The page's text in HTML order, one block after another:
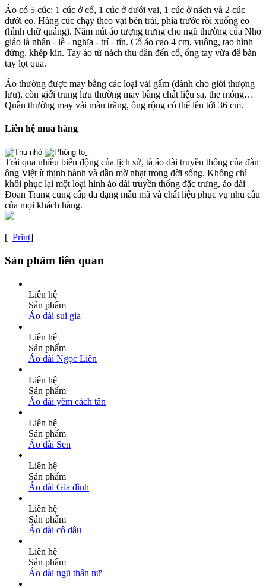
Áo có 5 cúc: 1 cúc ở cổ, 1 cúc ở dưới vai, 1 cúc ở nách và 2 cúc
dưới eo. Hàng cúc chạy theo vạt bên trái, phía trước rồi xuống eo
(hình chữ quảng). Năm nút áo tượng trưng cho ngũ thường của Nho
giáo là nhân - lễ - nghĩa - trí - tín. Cổ áo cao 4 cm, vuông, tạo hình
đứng, khép kín. Tay áo từ nách thu dần đến cổ, ống tay vừa để bàn
tay lọt qua.
Áo thường được may bằng các loại vải gấm (dành cho giới thượng
lưu), còn giới trung lưu thường may bằng chất liệu sa, the mỏng…
Quần thường may vải màu trắng, ống rộng có thể lên tới 36 cm.
Liên hệ mua hàng
Trải qua nhiều biến động của lịch sử, tà áo dài truyền thống của đàn
ông Việt ít thịnh hành và dần mờ nhạt trong đời sống. Không chỉ
khôi phục lại một loại hình áo dài truyền thống đặc trưng, áo dài
Đoan Trang cung cấp đa dạng mẫu mã và chất liệu phục vụ nhu cầu
của mọi khách hàng.
[ Print]
Sản phẩm liên quan
Liên hệ
Sản phẩm
Áo dài sui gia
Liên hệ
Sản phẩm
Áo dài Ngọc Liên
Liên hệ
Sản phẩm
Áo dài yếm cách tân
Liên hệ
Sản phẩm
Áo dài Sen
Liên hệ
Sản phẩm
Áo dài Gia đình
Liên hệ
Sản phẩm
Áo dài cô dâu
Liên hệ
Sản phẩm
Áo dài ngũ thân nữ